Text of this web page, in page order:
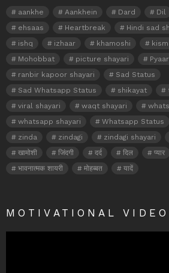
aankhe Aankhein Dard Dil
ehsaas
Heartbreak Hindi sad
ishq
izhaar khamoshi
Mohobbat
picture shayari
Pyaar
ranbir kapoor shayari
Sad Status
Sad Whatsapp Status
shikayat
viral shayari
waqt shayari
whatsapp shayari
Whatsapp Status
zinda
zindagi zindagi shayari
खामोशी
जिंदगी दर्द दिल प्यार
भावनात्मक शायरी
मोहब्बत यादें
MOTIVATIONAL VIDEO